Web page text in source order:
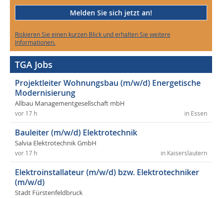
Melden Sie sich jetzt an!
Riskieren Sie einen kurzen Blick und erhalten Sie weitere
Informationen.
TGA Jobs
Projektleiter Wohnungsbau (m/w/d) Energetische
Modernisierung
Allbau Managementgesellschaft mbH
in Essen
vor 17 h
Bauleiter (m/w/d) Elektrotechnik
Salvia Elektrotechnik GmbH
in Kaiserslautern
vor 17 h
Elektroinstallateur (m/w/d) bzw. Elektrotechniker
(m/w/d)
Stadt Fürstenfeldbruck